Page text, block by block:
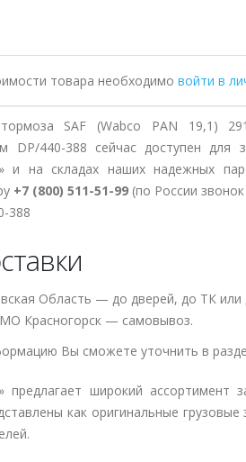
товара необходимо войти в
SAF (Wabco PAN 19,1)
DP/440-388 сейчас доступен
и на складах наших надежных
+7 (800) 511-51-99 (по России
388
Область — до дверей, до ТК или
Красногорск — самовывоз.
Вы сможете уточнить в
предлагает широкий ассортимент
как оригинальные